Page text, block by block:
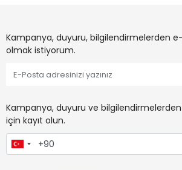
Kampanya, duyuru, bilgilendirmelerden
olmak istiyorum.
Kampanya, duyuru ve
için kayıt olun.